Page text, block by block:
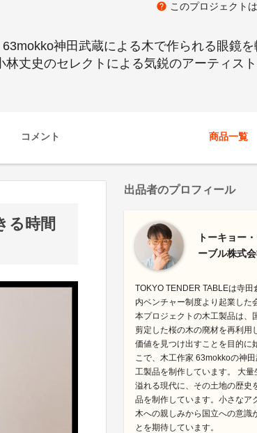
help このプロジェクトは
神田武蔵による木で作られる眼鏡
丈史のセレクトによる気鋭のアーティス
コメント 商品一覧
る時間
出品者のプロフィール
トーキョー
ーブル株式
TOKYO TENDER TABLEは寺田
内ベンチャー制度より起業した
本プロジェクトの木工製品は、
剪定した桜の木の廃材を再利用
価値を見つけ出すことを目的に
こで、木工作家 63mokkoの神
工製品を制作しています。 大
溢れる現代に、その土地の歴史
品を制作しています。小さなア
木への親しみから国立への意識
とを期待しています。